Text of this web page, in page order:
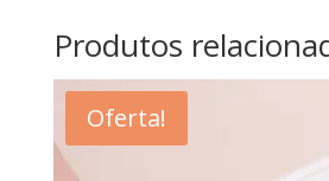
Produtos
Oferta!